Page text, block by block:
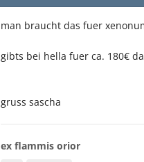
man braucht das fuer
gibts bei hella fuer ca. 180€
gruss sascha
ex flammis orior